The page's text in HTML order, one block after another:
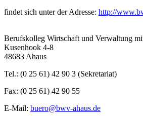
findet sich unter der Adresse: http://
Berufskolleg Wirtschaft und Verwaltung
Kusenhook 4-8
48683 Ahaus
Tel.: (0 25 61) 42 90 3 (Sekretariat)
Fax: (0 25 61) 42 90 55
E-Mail: buero@bwv-ahaus.de